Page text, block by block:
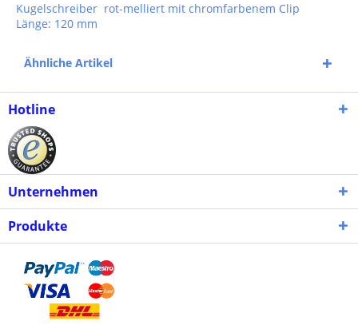
Kugelschreiber rot-melliert mit chromfarbenem Clip
Länge: 120 mm
Ähnliche Artikel
Hotline
Unternehmen
Produkte